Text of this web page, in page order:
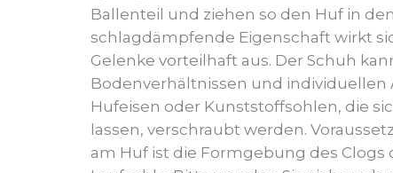
Ballenteil und ziehen so den Huf in
schlagdämpfende Eigenschaft wirkt
Gelenke vorteilhaft aus. Der Schuh
Bodenverhältnissen und
Hufeisen oder Kunststoffsohlen, die
lassen, verschraubt werden.
am Huf ist die Formgebung des